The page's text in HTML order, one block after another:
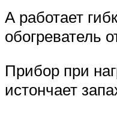
А работает
обогреватель
Прибор при
истончает